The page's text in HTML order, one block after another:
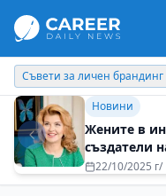
Кариерни съвети Новини
Кариерни
Когато
повече от
28/07/2025 г/